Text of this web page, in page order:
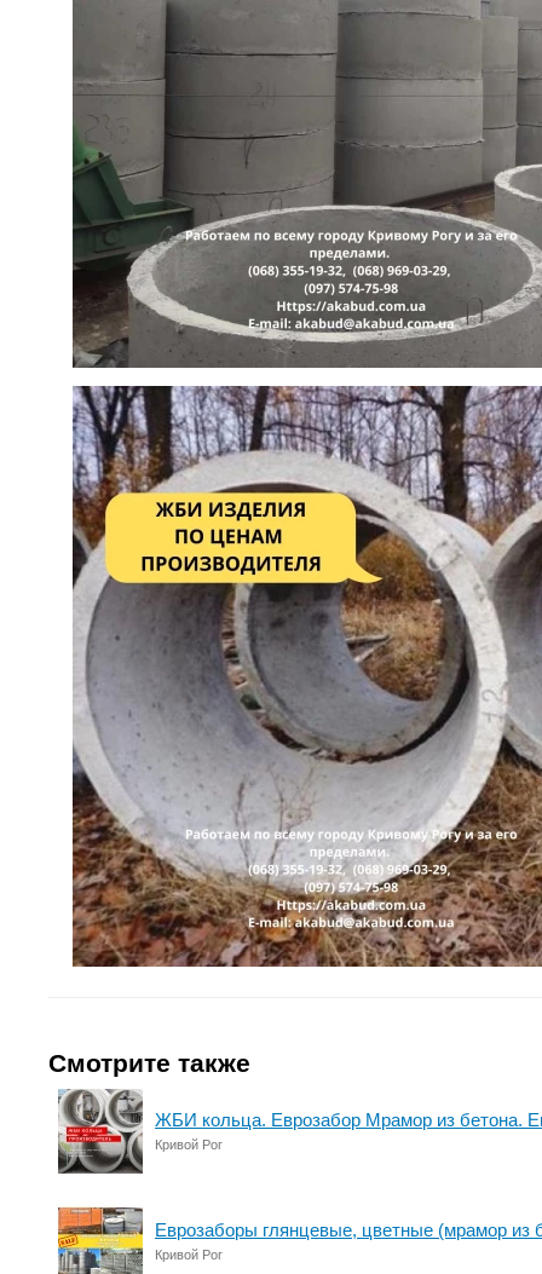
Смотрите также
ЖБИ кольца. Еврозабор Мрамор из бетона.
Кривой Рог
Еврозаборы глянцевые, цветные (мрамор из
Кривой Рог